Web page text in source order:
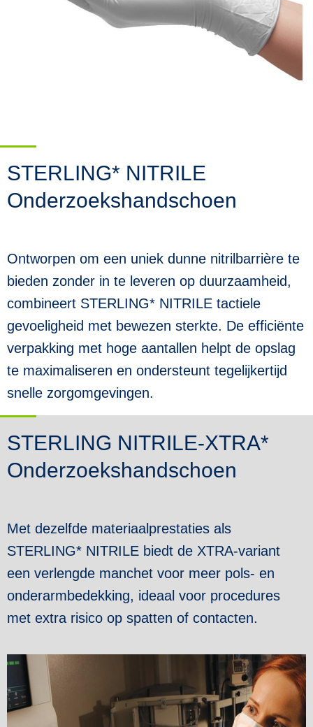
STERLING* NITRILE
Onderzoekshandschoen
Ontworpen om een uniek dunne nitrilbarrière te
bieden zonder in te leveren op duurzaamheid,
combineert STERLING* NITRILE tactiele
gevoeligheid met bewezen sterkte. De efficiënte
verpakking met hoge aantallen helpt de opslag
te maximaliseren en ondersteunt tegelijkertijd
snelle zorgomgevingen.
STERLING NITRILE-XTRA*
Onderzoekshandschoen
Met dezelfde materiaalprestaties als
STERLING* NITRILE biedt de XTRA-variant
een verlengde manchet voor meer pols- en
onderarmbedekking, ideaal voor procedures
met extra risico op spatten of contacten.